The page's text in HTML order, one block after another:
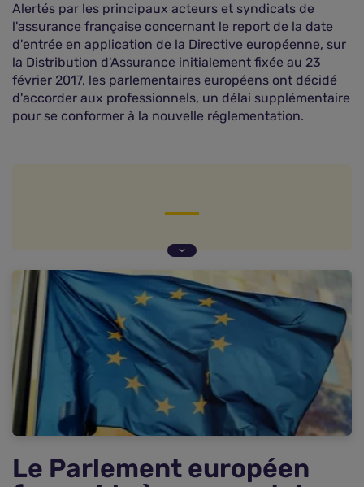
Alertés par les principaux acteurs et syndicats de
l'assurance française concernant le report de la date
d'entrée en application de la Directive européenne, sur
la Distribution d'Assurance initialement fixée au 23
février 2017, les parlementaires européens ont décidé
d'accorder aux professionnels, un délai supplémentaire
pour se conformer à la nouvelle réglementation.
l'application de la DDA
8 mois supplémentaires pour les professionnels
Le Parlement européen